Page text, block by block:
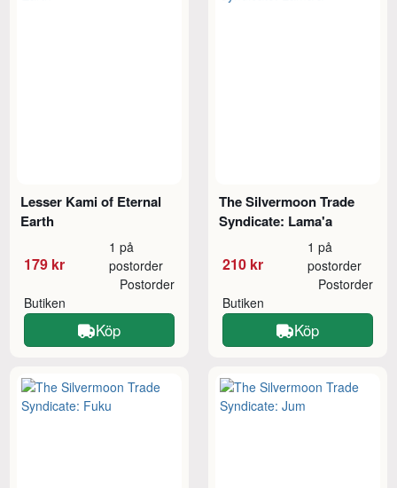
Lesser Kami of Eternal
Earth
179 kr
1 på
postorder
Butiken
Postorder
Köp
The Silvermoon Trade
Syndicate: Lama'a
210 kr
1 på
postorder
Butiken
Postorder
Köp